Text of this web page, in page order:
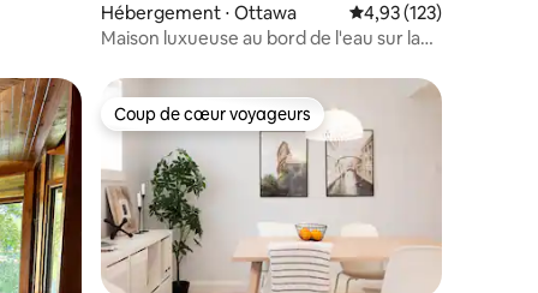
Hébergement ⋅ Ottawa Évaluation moyenne
4,93 (123)
Maison luxueuse au bord de l'eau sur la
appréciés Coup de cœur voyageurs
Coup de cœur voyageurs